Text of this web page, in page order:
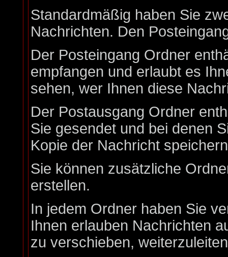
Standardmäßig haben Sie
Nachrichten. Den
Der Posteingang Ordner
empfangen und erlaubt es
sehen, wer Ihnen diese
Der Postausgang Ordner
Sie gesendet und bei denen
Kopie der Nachricht
Sie können zusätzliche
erstellen.
In jedem Ordner haben Sie
Ihnen erlauben Nachrichten
zu verschieben,